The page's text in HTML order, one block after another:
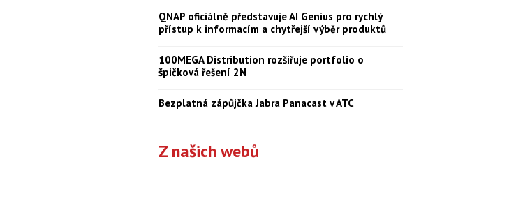
QNAP oficiálně představuje AI Genius pro rychlý
přístup k informacím a chytřejší výběr produktů
100MEGA Distribution rozšiřuje portfolio o
špičková řešení 2N
Bezplatná zápůjčka Jabra Panacast v ATC
Z našich webů